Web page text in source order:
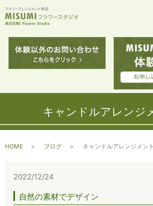
キャンドルアレンジ
HOME ブログ キャンドルアレンジメント
2022/12/24
自然の素材でデザイン